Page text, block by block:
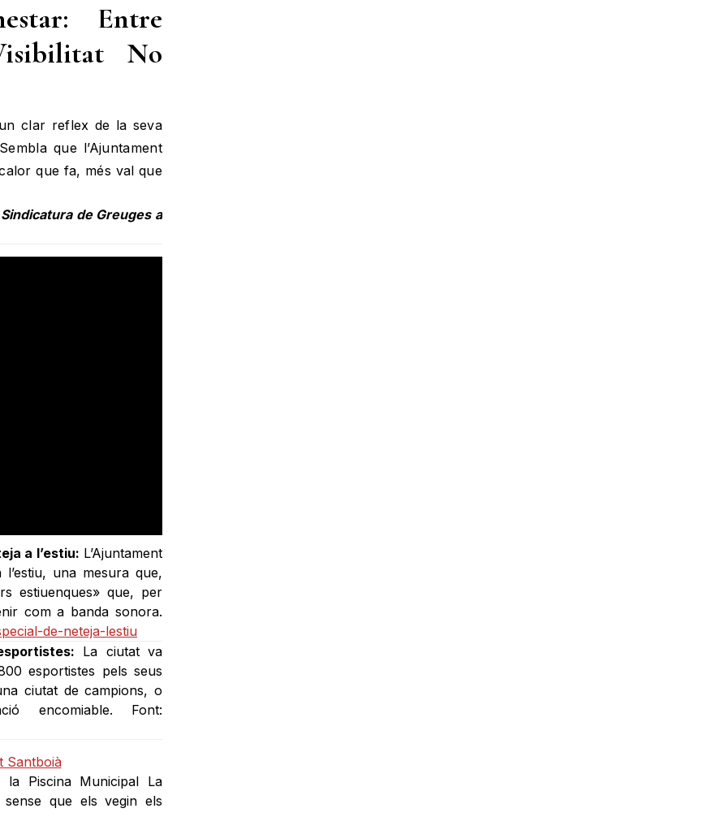
Entre
No
clar reflex de la seva
que l’Ajuntament
que fa, més val que
de Greuges a
a l’estiu: L’Ajuntament
una mesura que,
estiuenques» que, per
com a banda sonora.
de-neteja-lestiu
La ciutat va
esportistes pels seus
ciutat de campions, o
encomiable. Font:
la Piscina Municipal La
que els vegin els